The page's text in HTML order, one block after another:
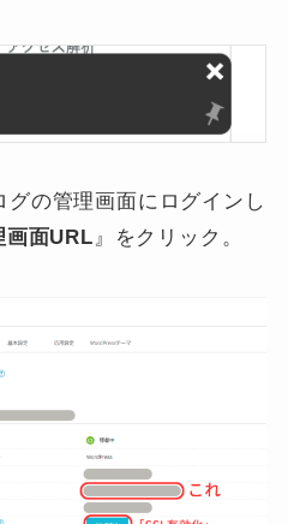
の管理画面にログインし
画面URL』をクリック。